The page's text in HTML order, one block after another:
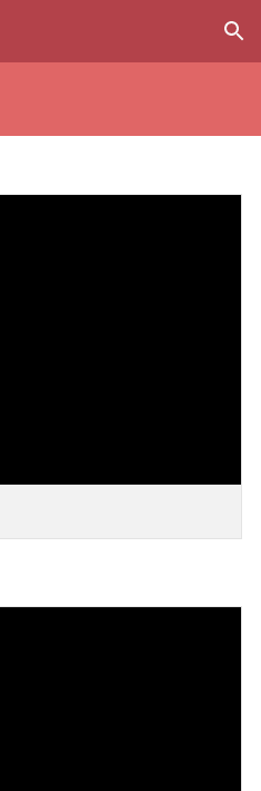
Skip to navigation